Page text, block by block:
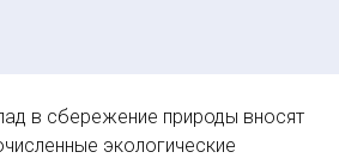
в сбережение природы вносят
экологические